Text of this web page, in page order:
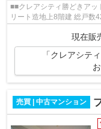
■■クレアシティ勝どきアットステーション■■
リート造地上8階建 総戸数42戸 都営大江戸線 勝どき駅徒歩2分 東
現在販
「クレアシテ
売買 | 中古マンション